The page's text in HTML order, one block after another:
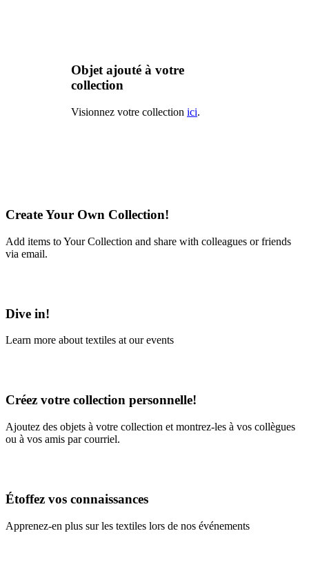
Objet ajouté à votre
collection
Visionnez votre collection ici.
Create Your Own Collection!
Add items to Your Collection and share with colleagues or friends
via email.
Dive in!
Learn more about textiles at our events
Créez votre collection personnelle!
Ajoutez des objets à votre collection et montrez-les à vos collègues
ou à vos amis par courriel.
Étoffez vos connaissances
Apprenez-en plus sur les textiles lors de nos événements